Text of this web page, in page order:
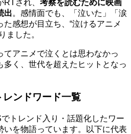
され、 考察を読むために映画
出。感情面でも、「泣いた」「涙
感想が目立ち、“泣けるアニメ
ました。
アニメで泣くとは思わなかっ
多く、世代を超えたヒットとなっ
ンドワード一覧
トレンド入り・話題化したワー
いを物語っています。以下に代表